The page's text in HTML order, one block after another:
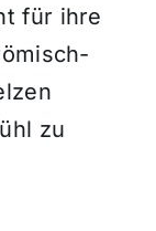
für ihre
zu